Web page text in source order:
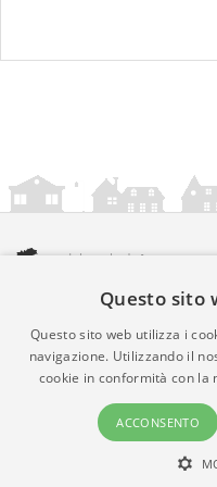
© Copyright MMXXIV -
Informazioni sul servizio |
Cookies • Time 0.014
Questo sito
Questo sito web utilizza i
navigazione. Utilizzando il
cookie in conformità con la
ACCONSENTO